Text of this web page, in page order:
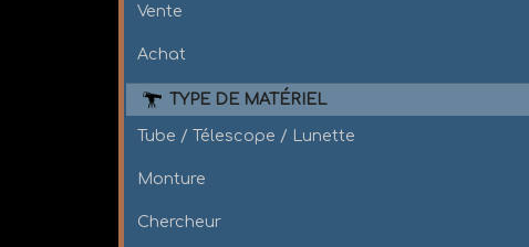
Vente
Achat
TYPE DE MATÉRIEL
Tube / Télescope / Lunette
Monture
Chercheur